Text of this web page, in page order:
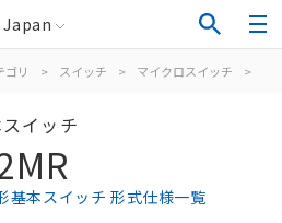
Japan
ゴリ > スイッチ > マイクロスイッチ >
イッチ
基本スイッチ 形式仕様一覧